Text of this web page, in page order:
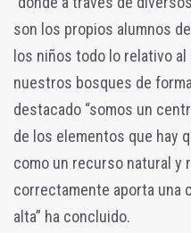
son los propios alumnos
los niños todo lo relativo
nuestros bosques de
destacado “somos un
de los elementos que hay
como un recurso natural y
correctamente aporta una
alta” ha concluido.